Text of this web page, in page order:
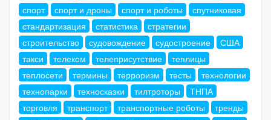
спорт
спорт и дроны спорт и роботы
спутниковая
стандартизация
статистика
стратегии
строительство
судовождение судостроение
США
такси
телеком телеприсутствие
теплицы
теплосети
термины терроризм тесты
технологии
технопарки
техносказки тилтроторы
ТНПА
торговля
транспорт транспортные роботы
тренды